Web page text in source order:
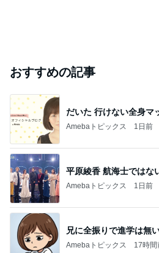
おすすめの記事
だいた 行けない全身マ
Amebaトピックス 1日前
平原綾香 航海士ではな
Amebaトピックス 1日前
兄に全振りで進学は無
Amebaトピックス 17時間